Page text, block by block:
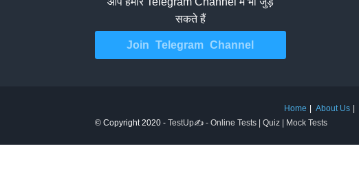
सकते हैं
Join Telegram Channel
Home About Us
© Copyright 2020 - TestUp✍️ - Online Tests | Quiz | Mock Tests